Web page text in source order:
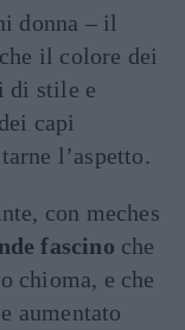
donna – il
il colore dei
di stile e
capi
l’aspetto.
con meches
fascino che
chioma, e che
aumentato